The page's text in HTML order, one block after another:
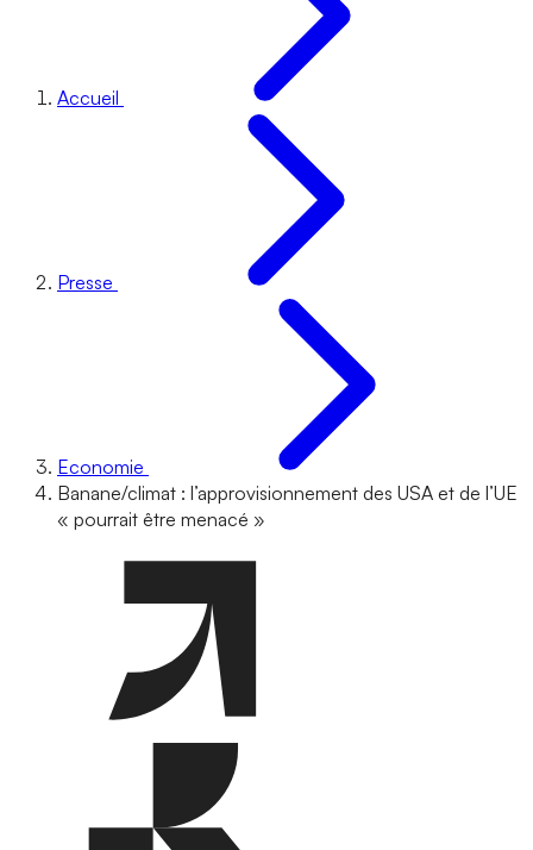
Accueil
Presse
Economie
Banane/climat : l’approvisionnement des USA et de l’UE
« pourrait être menacé »